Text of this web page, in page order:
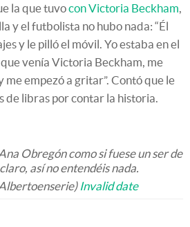
la que tuvocon Victoria Beckham
y el futbolista no hubo nada: “Él
y le pilló el móvil. Yo estaba en el
venía Victoria Beckham, me
me empezó a gritar”. Contó que le
de libras por contar la historia.
Obregón como si fuese un ser de
así no entendéis nada.
Invalid date